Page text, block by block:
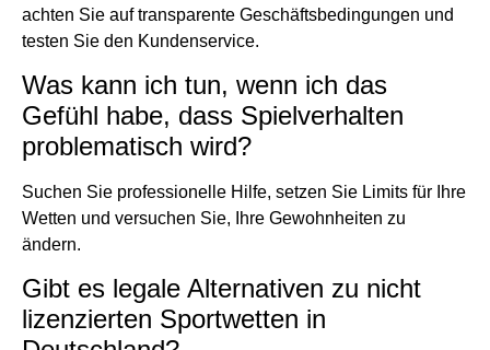
achten Sie auf transparente Geschäftsbedingungen und
testen Sie den Kundenservice.
Was kann ich tun, wenn ich das
Gefühl habe, dass Spielverhalten
problematisch wird?
Suchen Sie professionelle Hilfe, setzen Sie Limits für Ihre
Wetten und versuchen Sie, Ihre Gewohnheiten zu
ändern.
Gibt es legale Alternativen zu nicht
lizenzierten Sportwetten in